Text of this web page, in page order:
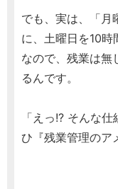
でも、実は、「月
に、土曜日を10
なので、残業は無
るんです。
「えっ!? そんな
ひ『残業管理のア